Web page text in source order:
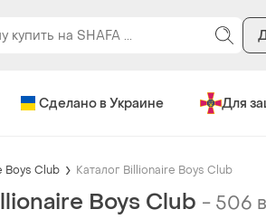
Сделано в Украине Для
Boys Club Каталог Billionaire Boys Club
Boys Club - 506